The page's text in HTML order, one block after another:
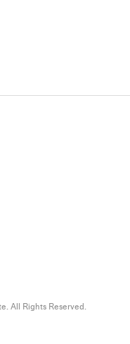
All Rights Reserved.